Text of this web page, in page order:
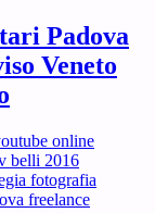
Padova
Veneto